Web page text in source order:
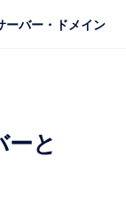
ーバー・ドメイン
ーと